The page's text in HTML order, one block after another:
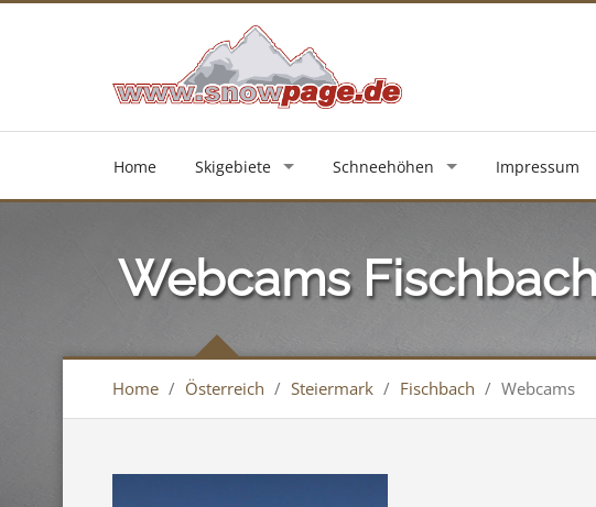
Home Skigebiete Schneehöhen Impressum
Webcams
Home / Österreich / Steiermark / Fischbach / Webcams